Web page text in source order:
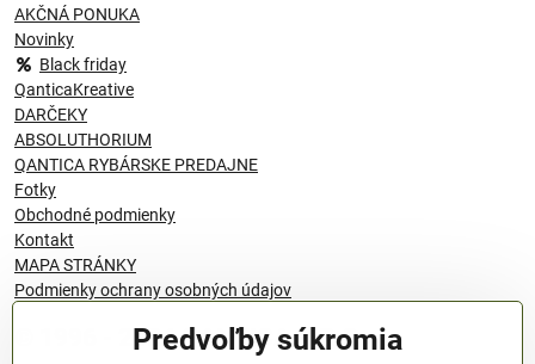
AKČNÁ PONUKA
Novinky
Black friday
QanticaKreative
DARČEKY
ABSOLUTHORIUM
QANTICA RYBÁRSKE PREDAJNE
Fotky
Obchodné podmienky
Kontakt
MAPA STRÁNKY
Podmienky ochrany osobných údajov
© 1996 - 2024 QANTICA S.R.O
Predvoľby súkromia